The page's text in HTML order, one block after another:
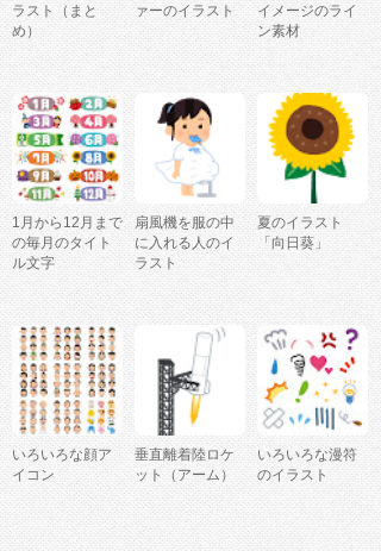
ラスト（まと
め）
ァーのイラスト
イメージのライ
ン素材
1月から12月まで
の毎月のタイト
ル文字
扇風機を服の中
に入れる人のイ
ラスト
夏のイラスト
「向日葵」
いろいろな顔ア
イコン
垂直離着陸ロケ
ット（アーム）
いろいろな漫符
のイラスト